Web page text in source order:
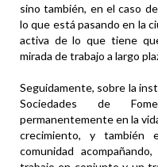
sino también, en el caso
lo que está pasando en la
activa de lo que tiene
mirada de trabajo a largo
Seguidamente, sobre la
Sociedades de
permanentemente en la
crecimiento, y también
comunidad